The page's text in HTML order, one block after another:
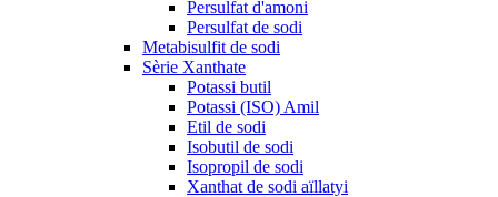
Persulfat d'amoni
Persulfat de sodi
Metabisulfit de sodi
Sèrie Xanthate
Potassi butil
Potassi (ISO) Amil
Etil de sodi
Isobutil de sodi
Isopropil de sodi
Xanthat de sodi aïllatyi